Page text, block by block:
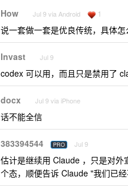
How Jul 9 via Android 1
说一套做一套是优良传统，具体
Invast Jul 9
codex 可以用，而且只是禁用了
docx Jul 9 via iPhone
话不能全信
383394544 PRO Jul 9
估计是继续用 Claude ，只是对
个态，顺便告诉 Claude "我们已